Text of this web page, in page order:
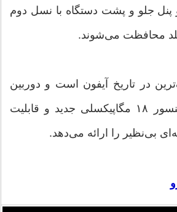
پنل جلو و پشت دستگاه با نسل دوم
محافظت می‌شوند.
در تاریخ آیفون است و دوربین
سلفی نیز با یک سنسور ۱۸ مگاپیکسلی جدید و قابلیت